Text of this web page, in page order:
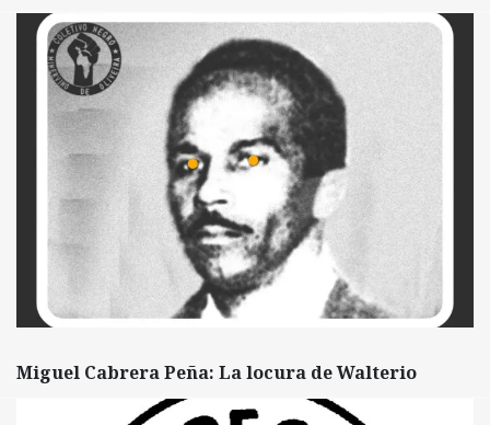
Miguel Cabrera Peña: La locura de Walterio